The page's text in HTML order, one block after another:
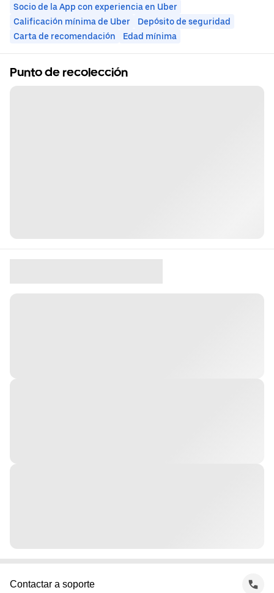
Socio de la App con experiencia en Uber
Calificación mínima de Uber
Depósito de seguridad
Carta de recomendación
Edad mínima
Punto de recolección
Contactar a soporte